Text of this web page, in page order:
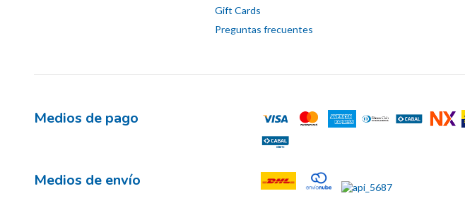
Gift Cards
Preguntas frecuentes
Medios de pago
Medios de envío